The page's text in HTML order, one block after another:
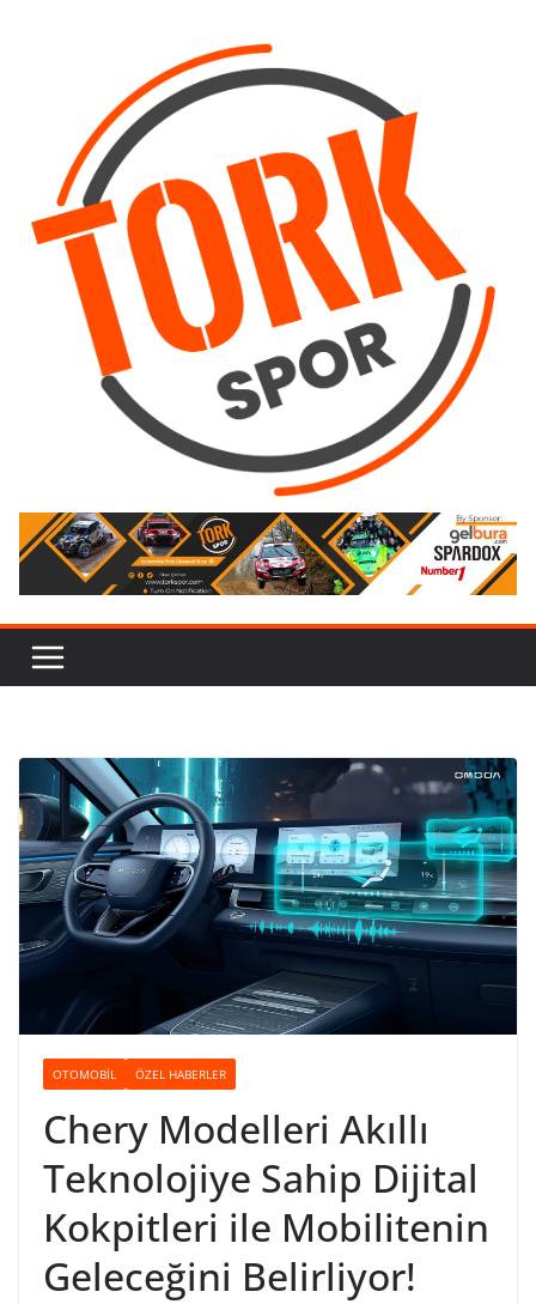
OTOMOBIL ÖZEL HABERLER
Chery Modelleri Akıllı
Teknolojiye Sahip Dijital
Kokpitleri ile Mobilitenin
Geleceğini Belirliyor!